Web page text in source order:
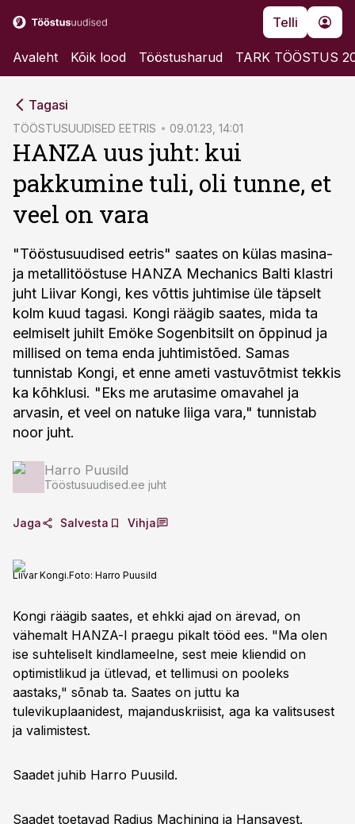
Telli
Avaleht Kõik lood Tööstusharud TARK TÖÖSTUS
Tagasi
TÖÖSTUSUUDISED EETRIS 09.01.23, 14:01
HANZA uus juht: kui
pakkumine tuli, oli tunne, et
veel on vara
"Tööstusuudised eetris" saates on külas masina-
ja metallitööstuse HANZA Mechanics Balti klastri
juht Liivar Kongi, kes võttis juhtimise üle täpselt
kolm kuud tagasi. Kongi räägib saates, mida ta
eelmiselt juhilt Emöke Sogenbitsilt on õppinud ja
millised on tema enda juhtimistõed. Samas
tunnistab Kongi, et enne ameti vastuvõtmist tekkis
ka kõhklusi. "Eks me arutasime omavahel ja
arvasin, et veel on natuke liiga vara," tunnistab
noor juht.
Harro Puusild
Tööstusuudised.ee juht
Jaga Salvesta Vihja
Liivar Kongi.Foto: Harro Puusild
Kongi räägib saates, et ehkki ajad on ärevad, on
vähemalt HANZA-l praegu pikalt tööd ees. "Ma olen
ise suhteliselt kindlameelne, sest meie kliendid on
optimistlikud ja ütlevad, et tellimusi on pooleks
aastaks," sõnab ta. Saates on juttu ka
tulevikuplaanidest, majanduskriisist, aga ka valitsusest
ja valimistest.
Saadet juhib Harro Puusild.
Saadet toetavad Radius Machining ja Hansavest.